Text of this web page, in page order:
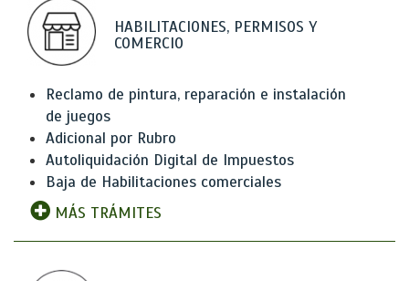
HABILITACIONES, PERMISOS Y
COMERCIO
Reclamo de pintura, reparación e instalación
de juegos
Adicional por Rubro
Autoliquidación Digital de Impuestos
Baja de Habilitaciones comerciales
MÁS TRÁMITES